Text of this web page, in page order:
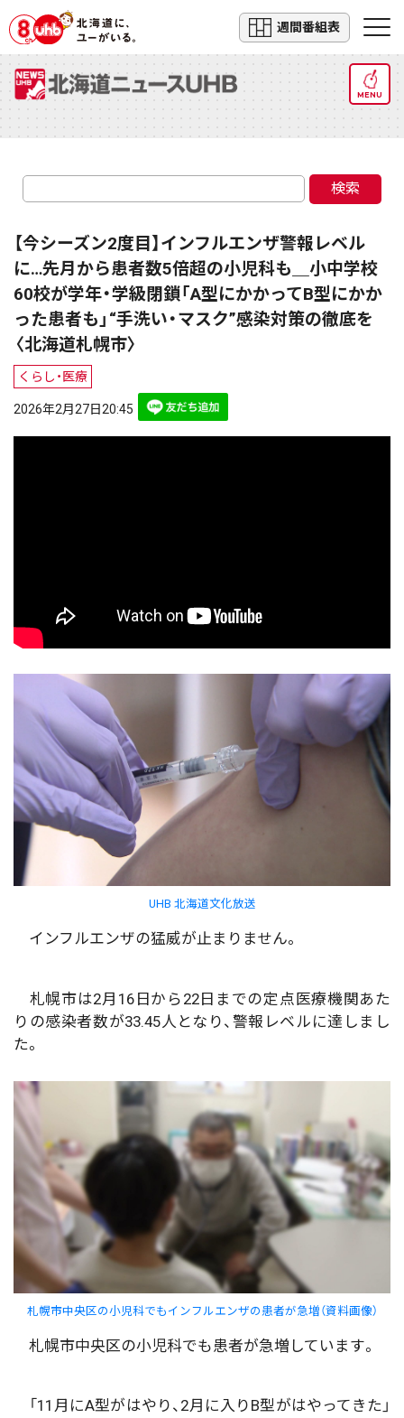
週間番組表
MENU
検索
【今シーズン2度目】インフルエンザ警報レベル
に…先月から患者数5倍超の小児科も＿小中学校
60校が学年・学級閉鎖「A型にかかってB型にかか
った患者も」“手洗い・マスク”感染対策の徹底を
〈北海道札幌市〉
くらし・医療
2026年2月27日20:45
UHB 北海道文化放送
インフルエンザの猛威が止まりません。
札幌市は2月16日から22日までの定点医療機関あた
りの感染者数が33.45人となり、警報レベルに達しまし
た。
札幌市中央区の小児科でもインフルエンザの患者が急増（資料画像）
札幌市中央区の小児科でも患者が急増しています。
「11月にA型がはやり、2月に入りB型がはやってきた」